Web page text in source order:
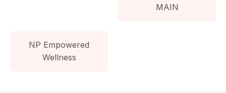
MAIN
NP Empowered
Wellness